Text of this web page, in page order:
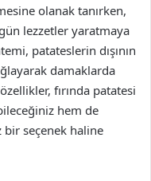
olanak tanırken,
lezzetler yaratmaya
patateslerin dışının
damaklarda
fırında patatesi
hem de
bir seçenek haline